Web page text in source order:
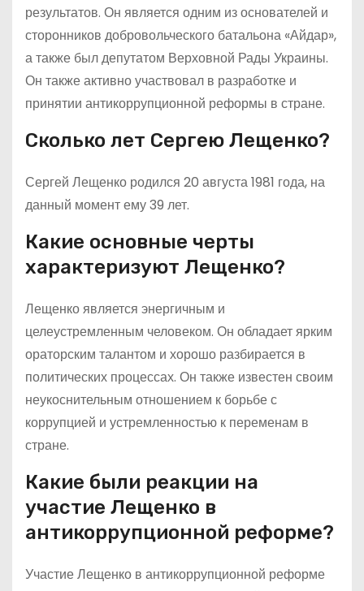
результатов. Он является одним из основателей и
сторонников добровольческого батальона «Айдар»,
а также был депутатом Верховной Рады Украины.
Он также активно участвовал в разработке и
принятии антикоррупционной реформы в стране.
Сколько лет Сергею Лещенко?
Сергей Лещенко родился 20 августа 1981 года, на
данный момент ему 39 лет.
Какие основные черты
характеризуют Лещенко?
Лещенко является энергичным и
целеустремленным человеком. Он обладает ярким
ораторским талантом и хорошо разбирается в
политических процессах. Он также известен своим
неукоснительным отношением к борьбе с
коррупцией и устремленностью к переменам в
стране.
Какие были реакции на
участие Лещенко в
антикоррупционной реформе?
Участие Лещенко в антикоррупционной реформе